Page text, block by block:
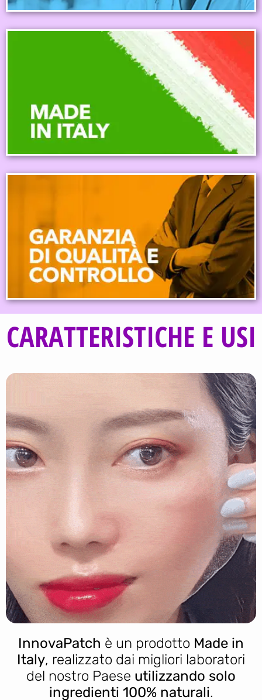
CARATTERISTICHE E USI
InnovaPatch è un prodotto Made in
Italy, realizzato dai migliori laboratori
del nostro Paese utilizzando solo
ingredienti 100% naturali.